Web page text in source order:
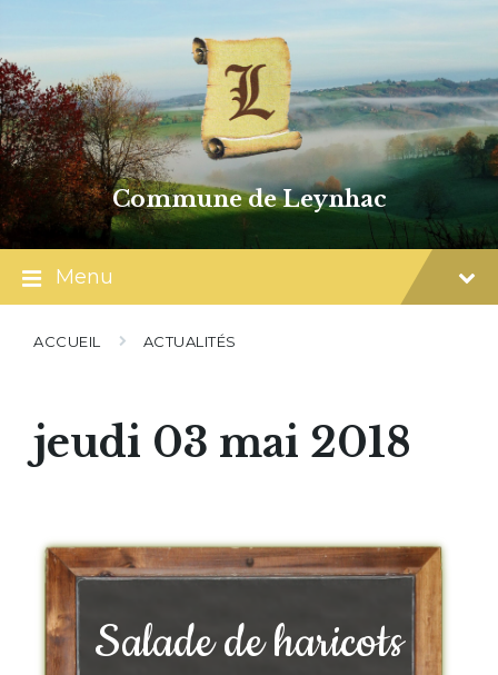
content
main
navigation
footer
Commune de Leynhac
Menu
ACCUEIL ACTUALITÉS
jeudi 03 mai 2018
Salade de haricots